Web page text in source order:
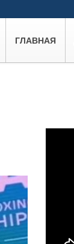
ГЛАВНАЯ